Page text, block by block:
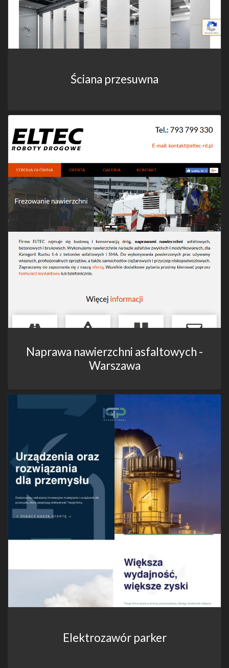
Ściana przesuwna
Naprawa nawierzchni asfaltowych -
Warszawa
Elektrozawór parker